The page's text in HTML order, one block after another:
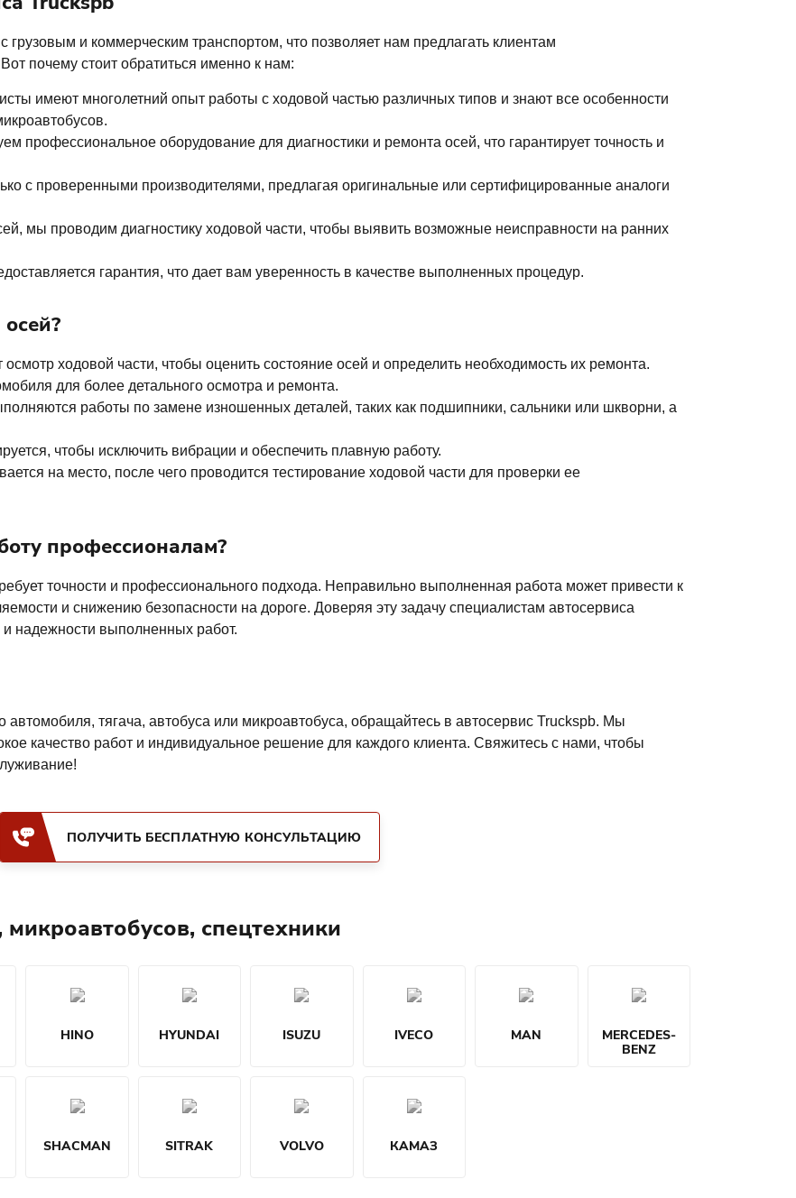
грузовым и коммерческим транспортом, что позволяет нам предлагать клиентам
почему стоит обратиться именно к нам:
имеют многолетний опыт работы с ходовой частью различных типов и знают все особенности
профессиональное оборудование для диагностики и ремонта осей, что гарантирует точность и
с проверенными производителями, предлагая оригинальные или сертифицированные аналоги
мы проводим диагностику ходовой части, чтобы выявить возможные неисправности на ранних
гарантия, что дает вам уверенность в качестве выполненных процедур.
ходовой части, чтобы оценить состояние осей и определить необходимость их ремонта.
для более детального осмотра и ремонта.
работы по замене изношенных деталей, таких как подшипники, сальники или шкворни, а
чтобы исключить вибрации и обеспечить плавную работу.
на место, после чего проводится тестирование ходовой части для проверки ее
профессионалам?
точности и профессионального подхода. Неправильно выполненная работа может привести к
и снижению безопасности на дороге. Доверяя эту задачу специалистам автосервиса
надежности выполненных работ.
автомобиля, тягача, автобуса или микроавтобуса, обращайтесь в автосервис Truckspb. Мы
качество работ и индивидуальное решение для каждого клиента. Свяжитесь с нами, чтобы
ПОЛУЧИТЬ БЕСПЛАТНУЮ КОНСУЛЬТАЦИЮ
спецтехники
HINO HYUNDAI ISUZU IVECO MAN
MERCEDES-
BENZ
SHACMAN SITRAK VOLVO КАМАЗ